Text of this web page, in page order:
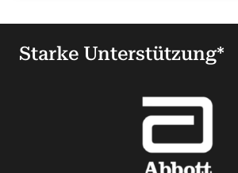
Starke Unterstützung*